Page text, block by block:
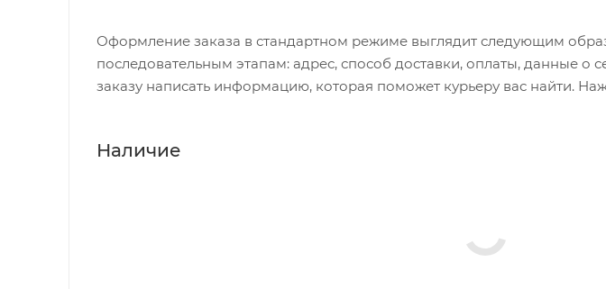
Оформление заказа в стандартном режиме выглядит следующим
последовательным этапам: адрес, способ доставки, оплаты, данные о
заказу написать информацию, которая поможет курьеру вас найти.
Наличие